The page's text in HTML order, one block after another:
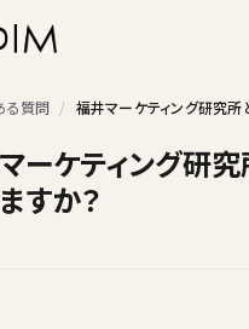
る質問 / 福井マーケティング研究所
ーケティング研
すか？